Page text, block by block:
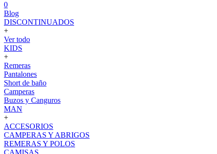
0
Blog
DISCONTINUADOS
+
Ver todo
KIDS
+
Remeras
Pantalones
Short de baño
Camperas
Buzos y Canguros
MAN
+
ACCESORIOS
CAMPERAS Y ABRIGOS
REMERAS Y POLOS
CAMISAS